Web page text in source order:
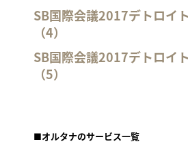
SB国際会議2017デトロイ
（4）
SB国際会議2017デトロイ
（5）
■オルタナのサービス一覧